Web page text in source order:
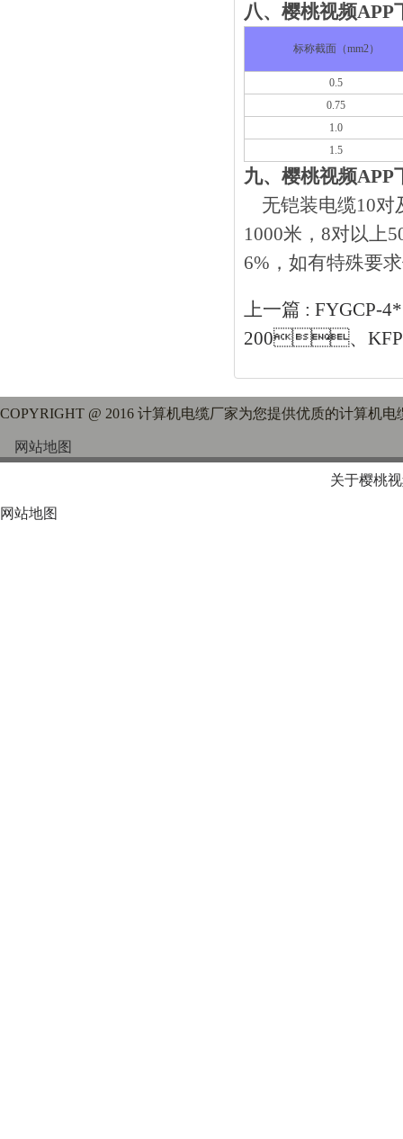
八、樱桃视频
标称截面（mm2）
0.5
0.75
1.0
1.5
九、樱桃视频
无铠装电缆10对及
1000米，8对以
6%，如有特殊要
上一篇 : FYGCP-
200、
COPYRIGHT @ 2016 计算机电缆厂家为您提供优质的计算机电
网站地图
关于樱桃
网站地图